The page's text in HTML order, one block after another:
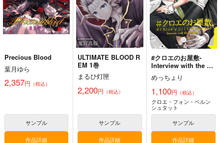
オリジナル
サンプル
オリジナル
サンプル
カート
オリジナル
サンプル
カート
Precious Blood
葉月ゆら
2,357円 （税込）
サンプル
作品詳細
ULTIMATE BLOOD R
EM 1巻
まるひ灯匣
2,200円 （税込）
サンプル
作品詳細
#クロエのお屋敷-
Interview with the Va
mpire-
めっちょり
1,100円 （税込）
クロエ・フォン・ベルン
シュタット
サンプル
作品詳細